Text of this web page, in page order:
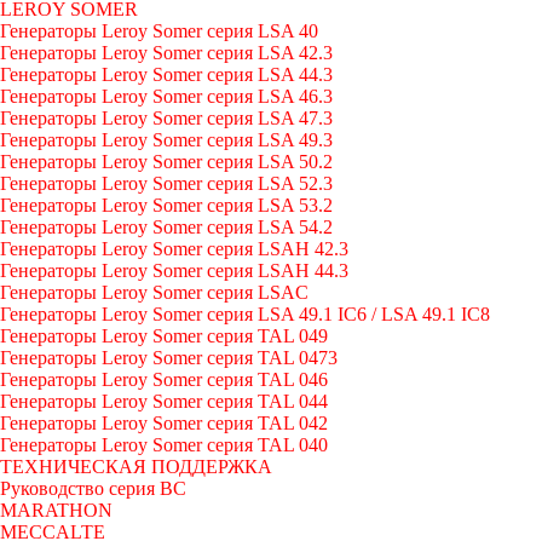
LEROY SOMER
Генераторы Leroy Somer серия LSA 40
Генераторы Leroy Somer серия LSA 42.3
Генераторы Leroy Somer серия LSA 44.3
Генераторы Leroy Somer серия LSA 46.3
Генераторы Leroy Somer серия LSA 47.3
Генераторы Leroy Somer серия LSA 49.3
Генераторы Leroy Somer серия LSA 50.2
Генераторы Leroy Somer серия LSA 52.3
Генераторы Leroy Somer серия LSA 53.2
Генераторы Leroy Somer серия LSA 54.2
Генераторы Leroy Somer серия LSAH 42.3
Генераторы Leroy Somer серия LSAH 44.3
Генераторы Leroy Somer серия LSAC
Генераторы Leroy Somer серия LSA 49.1 IC6 / LSA 49.1 IC8
Генераторы Leroy Somer серия TAL 049
Генераторы Leroy Somer серия TAL 0473
Генераторы Leroy Somer серия TAL 046
Генераторы Leroy Somer серия TAL 044
Генераторы Leroy Somer серия TAL 042
Генераторы Leroy Somer серия TAL 040
ТЕХНИЧЕСКАЯ ПОДДЕРЖКА
Руководство серия BC
MARATHON
MECCALTE